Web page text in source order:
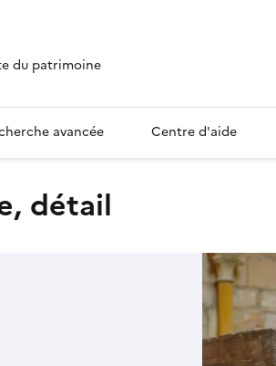
du patrimoine
avancée Centre d'aide
détail